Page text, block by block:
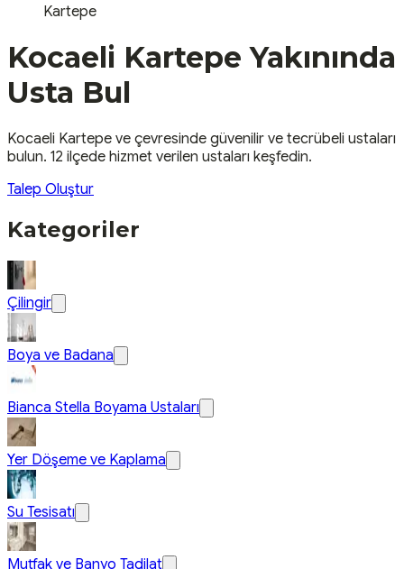
Kartepe
Kocaeli Kartepe Yakınında
Usta Bul
Kocaeli Kartepe ve çevresinde güvenilir ve tecrübeli ustaları
bulun. 12 ilçede hizmet verilen ustaları keşfedin.
Talep Oluştur
Kategoriler
Çilingir
Boya ve Badana
Bianca Stella Boyama Ustaları
Yer Döşeme ve Kaplama
Su Tesisatı
Mutfak ve Banyo Tadilat